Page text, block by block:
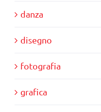
danza
disegno
fotografia
grafica